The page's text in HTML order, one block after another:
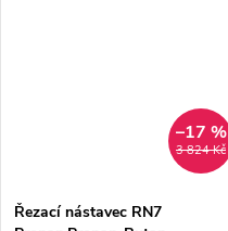
3 824 Kč
–17 %
Řezací nástavec RN7